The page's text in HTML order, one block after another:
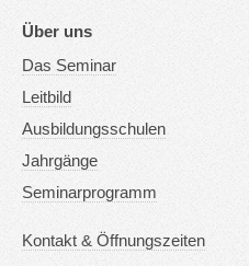
Über uns
Das Seminar
Leitbild
Ausbildungsschulen
Jahrgänge
Seminarprogramm
Kontakt & Öffnungszeiten